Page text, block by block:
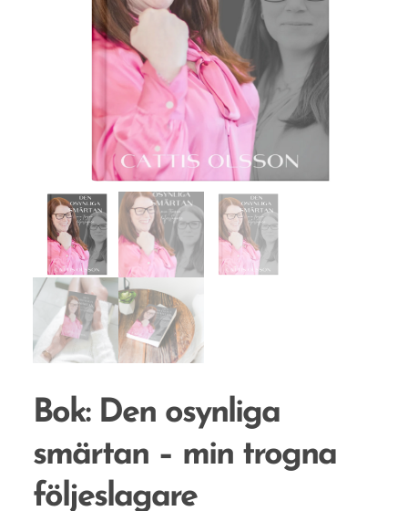
Bok: Den osynliga
smärtan – min trogna
följeslagare